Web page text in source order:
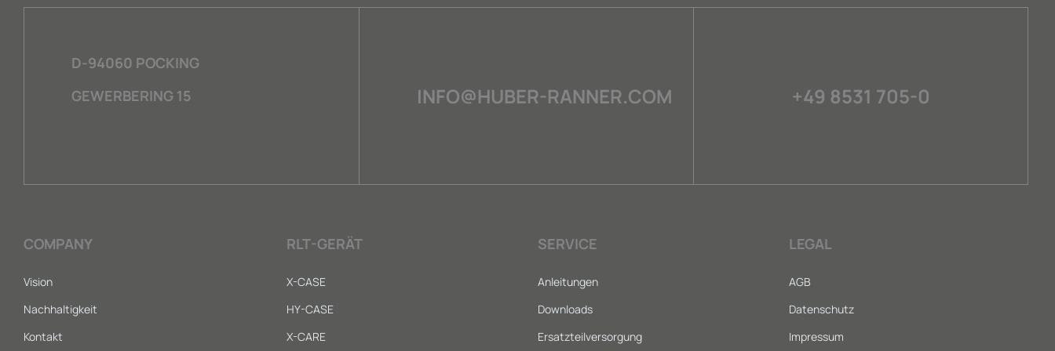
D-94060 POCKING
GEWERBERING 15
INFO@HUBER-RANNER.COM +49 8531 705-0
COMPANY
Vision
Nachhaltigkeit
Kontakt
RLT-GERÄT
X-CASE
HY-CASE
X-CARE
SERVICE
Anleitungen
Downloads
Ersatzteilversorgung
LEGAL
AGB
Datenschutz
Impressum